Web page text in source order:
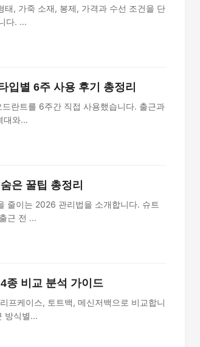
, 가죽 소재, 봉제, 가격과 수선 조건을 단
다. ...
입별 6주 사용 후기 총정리
드란트를 6주간 직접 사용했습니다. 출근과
대와...
은 꿀팁 총정리
줄이는 2026 관리법을 소개합니다. 슈트
근 전 ...
종 비교 분석 가이드
프케이스, 토트백, 메신저백으로 비교합니
방식별...